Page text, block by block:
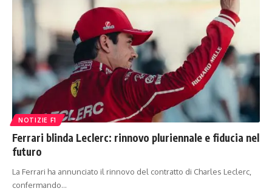
NOTIZIE F1
Ferrari blinda Leclerc: rinnovo pluriennale e fiducia nel
futuro
La Ferrari ha annunciato il rinnovo del contratto di Charles Leclerc,
confermando…